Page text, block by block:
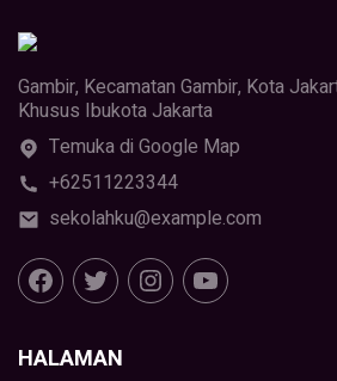
Gambir, Kecamatan Gambir, Kota
Khusus Ibukota Jakarta
Temuka di Google Map
+62511223344
sekolahku@example.com
HALAMAN